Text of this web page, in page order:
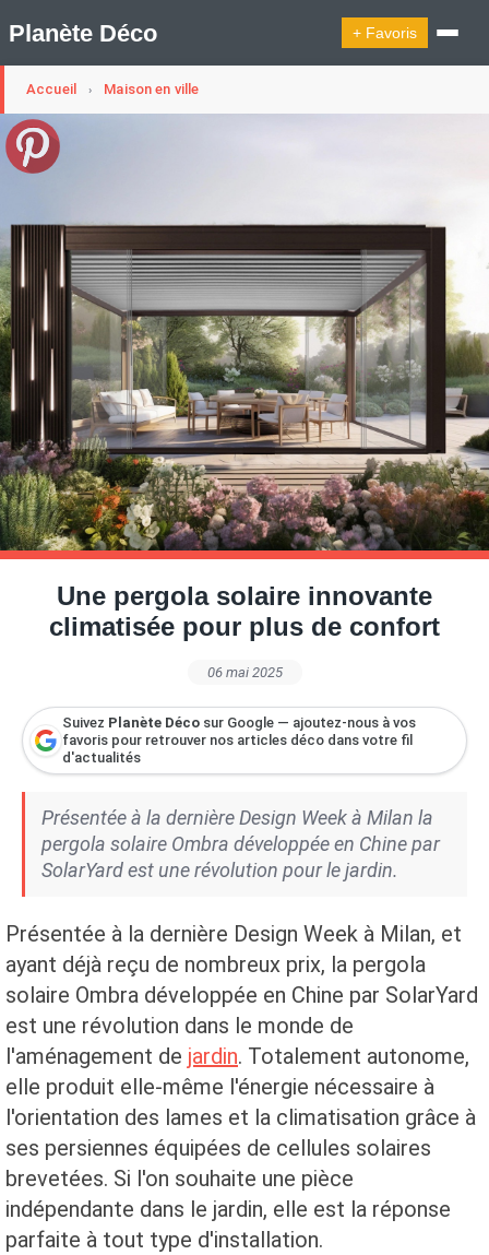
Planète Déco + Favoris
🛍︎ Shop Planète Déco
Design Suédois En Quelques Photos
Idées Déco En 10 Photos
La Semaine Décoration Et Design
Maison En Ville
Publi Reportage
Tendance
Interieurs Scandinaves
La Décoration Selon Votre Signe Astrologique
Les Trouvailles Déco Du Jour
Loft
Maison Appartement Écologique
Maison Container/container House
Maison D'hôtes
Maison Et Appartement Vintage
On Décode La Déco
Petite Surface
Piscine Question De Style
Renovation
Revue De Week End
Tiny House
Accueil › Maison en ville
Une pergola solaire innovante
climatisée pour plus de confort
06 mai 2025
Suivez Planète Déco sur Google — ajoutez-nous à vos
favoris pour retrouver nos articles déco dans votre fil
d'actualités
Présentée à la dernière Design Week à Milan la
pergola solaire Ombra développée en Chine par
SolarYard est une révolution pour le jardin.
Présentée à la dernière Design Week à Milan, et
ayant déjà reçu de nombreux prix, la pergola
solaire Ombra développée en Chine par SolarYard
est une révolution dans le monde de
l'aménagement de jardin. Totalement autonome,
elle produit elle-même l'énergie nécessaire à
l'orientation des lames et la climatisation grâce à
ses persiennes équipées de cellules solaires
brevetées. Si l'on souhaite une pièce
indépendante dans le jardin, elle est la réponse
parfaite à tout type d'installation.